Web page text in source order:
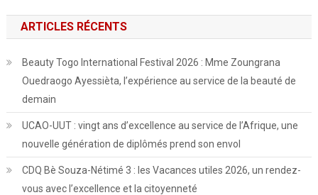
ARTICLES RÉCENTS
Beauty Togo International Festival 2026 : Mme Zoungrana
Ouedraogo Ayessièta, l’expérience au service de la beauté de
demain
UCAO-UUT : vingt ans d’excellence au service de l’Afrique, une
nouvelle génération de diplômés prend son envol
CDQ Bè Souza-Nétimé 3 : les Vacances utiles 2026, un rendez-
vous avec l’excellence et la citoyenneté